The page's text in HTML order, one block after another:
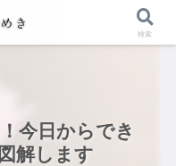
今日からでき
解します
検索